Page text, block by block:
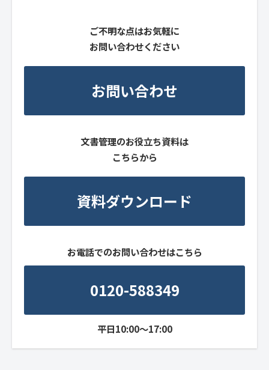
ご不明な点はお気軽に
お問い合わせください
お問い合わせ
文書管理のお役立ち資料は
こちらから
資料ダウンロード
お電話でのお問い合わせはこちら
0120-588349
平日10:00～17:00